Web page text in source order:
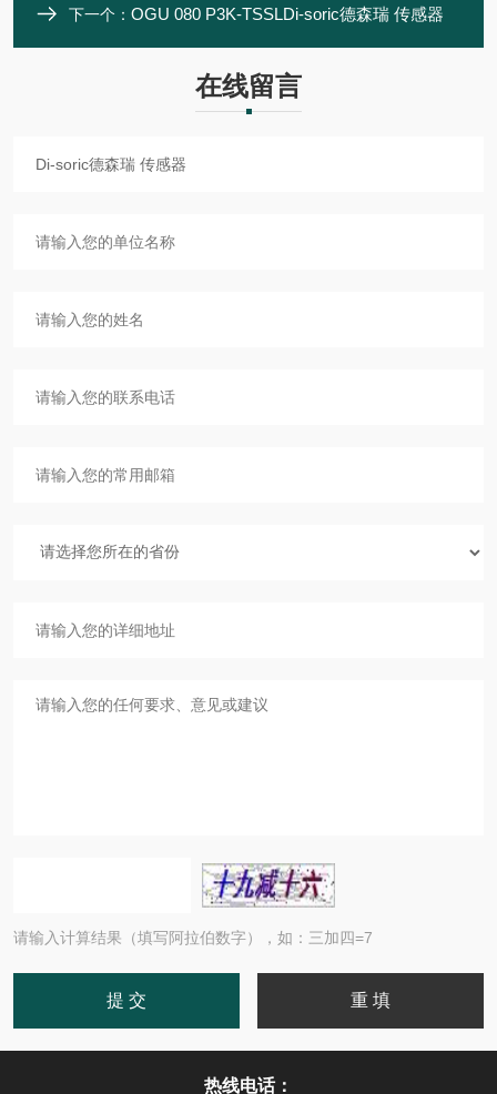
下一个： OGU 080 P3K-TSSLDi-soric德森瑞 传感器
在线留言
请输入计算结果（填写阿拉伯数字），如：三加四=7
热线电话：